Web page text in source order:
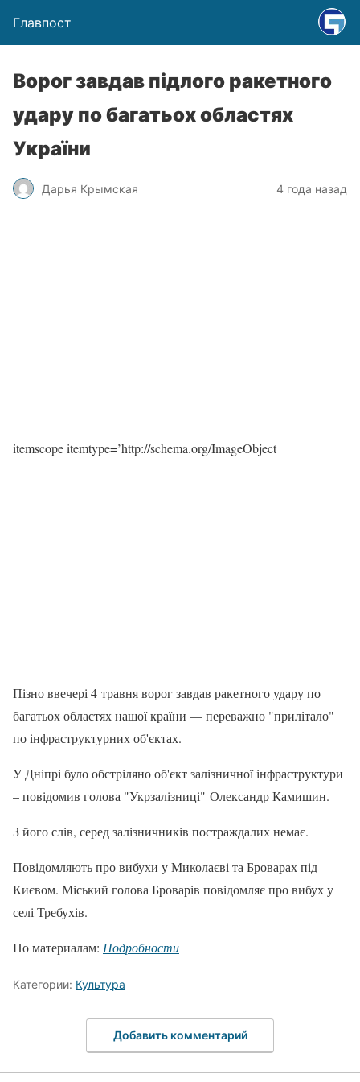
Главпост
Ворог завдав підлого ракетного
удару по багатьох областях
України
Дарья Крымская 4 года назад
itemscope itemtype=’http://schema.org/ImageObject
Пізно ввечері 4 травня ворог завдав ракетного удару по
багатьох областях нашої країни — переважно "прилітало"
по інфраструктурних об'єктах.
У Дніпрі було обстріляно об'єкт залізничної інфраструктури
– повідомив голова "Укрзалізниці" Олександр Камишин.
З його слів, серед залізничників постраждалих немає.
Повідомляють про вибухи у Миколаєві та Броварах під
Києвом. Міський голова Броварів повідомляє про вибух у
селі Требухів.
По материалам: Подробности
Категории: Культура
Добавить комментарий